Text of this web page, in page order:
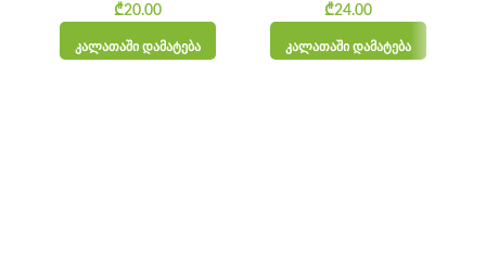
₾20.00
ᲙᲐᲚᲐᲗᲐᲨᲘ ᲓᲐᲛᲐᲢᲔᲑᲐ
₾24.00
ᲙᲐᲚᲐᲗᲐᲨᲘ ᲓᲐᲛᲐᲢᲔᲑᲐ